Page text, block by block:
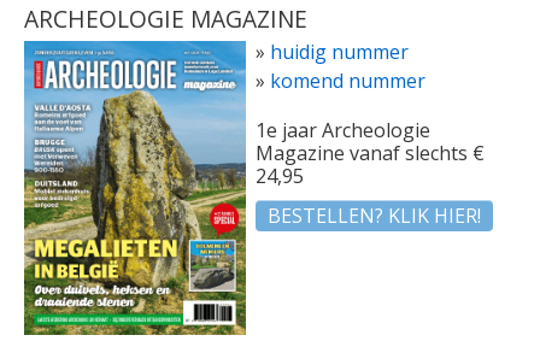
ARCHEOLOGIE MAGAZINE
» huidig nummer
» komend nummer
1e jaar Archeologie
Magazine vanaf slechts €
24,95
BESTELLEN? KLIK HIER!